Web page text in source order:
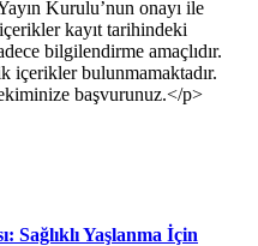
Kurulu’nun onayı ile
kayıt tarihindeki
bilgilendirme amaçlıdır.
içerikler bulunmamaktadır.
başvurunuz.</p>
Sağlıklı Yaşlanma İçin